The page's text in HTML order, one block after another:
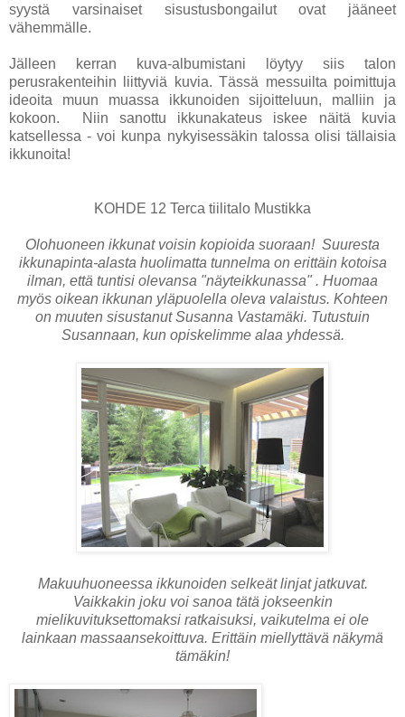
syystä varsinaiset sisustusbongailut ovat jääneet
vähemmälle.
Jälleen kerran kuva-albumistani löytyy siis talon
perusrakenteihin liittyviä kuvia. Tässä messuilta poimittuja
ideoita muun muassa ikkunoiden sijoitteluun, malliin ja
kokoon. Niin sanottu ikkunakateus iskee näitä kuvia
katsellessa - voi kunpa nykyisessäkin talossa olisi tällaisia
ikkunoita!
KOHDE 12 Terca tiilitalo Mustikka
Olohuoneen ikkunat voisin kopioida suoraan! Suuresta
ikkunapinta-alasta huolimatta tunnelma on erittäin kotoisa
ilman, että tuntisi olevansa "näyteikkunassa" . Huomaa
myös oikean ikkunan yläpuolella oleva valaistus. Kohteen
on muuten sisustanut Susanna Vastamäki. Tutustuin
Susannaan, kun opiskelimme alaa yhdessä.
Makuuhuoneessa ikkunoiden selkeät linjat jatkuvat.
Vaikkakin joku voi sanoa tätä jokseenkin
mielikuvituksettomaksi ratkaisuksi, vaikutelma ei ole
lainkaan massaansekoittuva. Erittäin miellyttävä näkymä
tämäkin!